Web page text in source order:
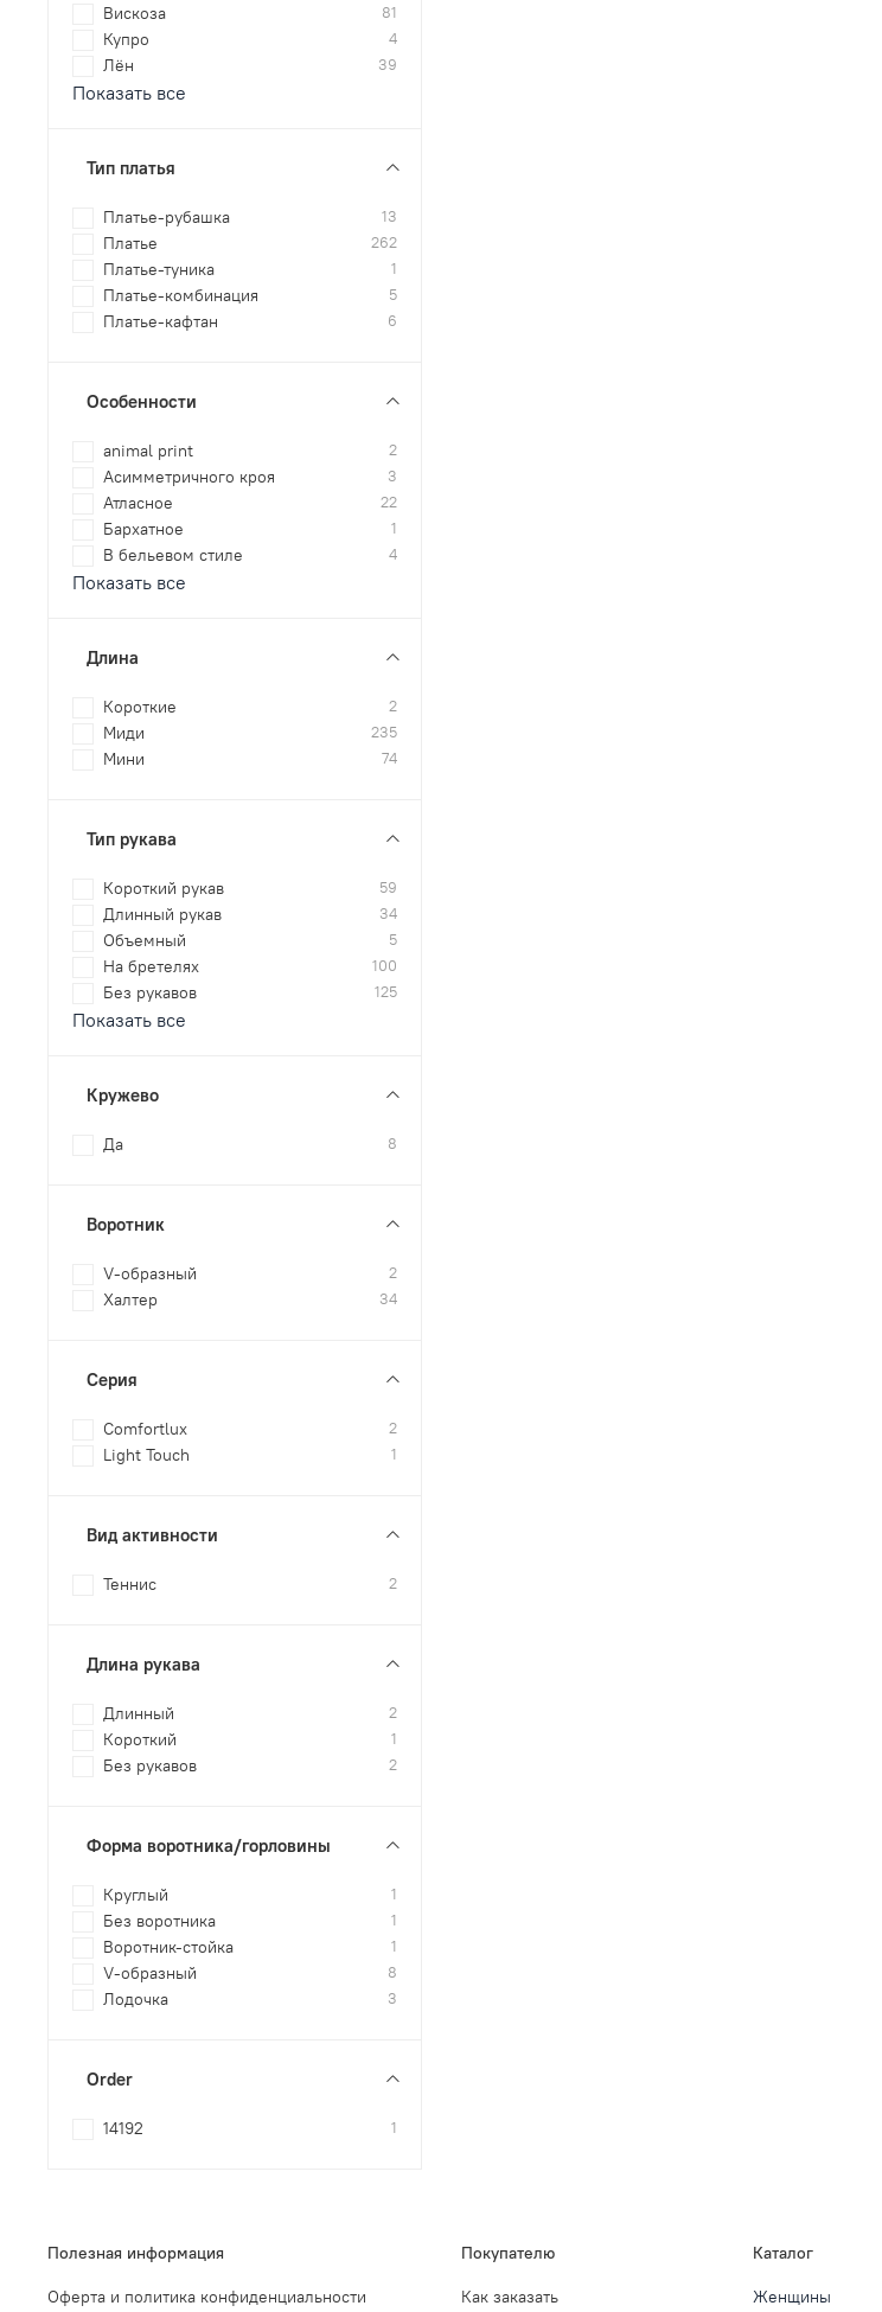
Вискоза 81
Купро 4
Лён 39
Показать все
Тип платья
Платье-рубашка 13
Платье 262
Платье-туника 1
Платье-комбинация 5
Платье-кафтан 6
Особенности
animal print 2
Асимметричного кроя 3
Атласное 22
Бархатное 1
В бельевом стиле 4
Показать все
Длина
Короткие 2
Миди 235
Мини 74
Тип рукава
Короткий рукав 59
Длинный рукав 34
Объемный 5
На бретелях 100
Без рукавов 125
Показать все
Кружево
Да 8
Воротник
V-образный 2
Халтер 34
Серия
Comfortlux 2
Light Touch 1
Вид активности
Теннис 2
Длина рукава
Длинный 2
Короткий 1
Без рукавов 2
Форма воротника/горловины
Круглый 1
Без воротника 1
Воротник-стойка 1
V-образный 8
Лодочка 3
Order
14192 1
Полезная информация
Оферта и политика конфиденциальности
Покупателю
Как заказать
Каталог
Женщины